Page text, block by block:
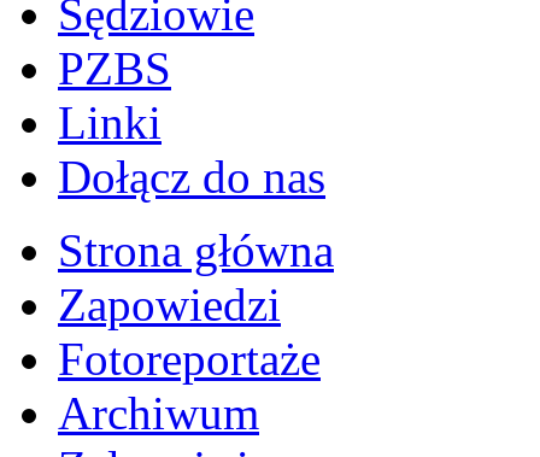
Sędziowie
PZBS
Linki
Dołącz do nas
Strona główna
Zapowiedzi
Fotoreportaże
Archiwum